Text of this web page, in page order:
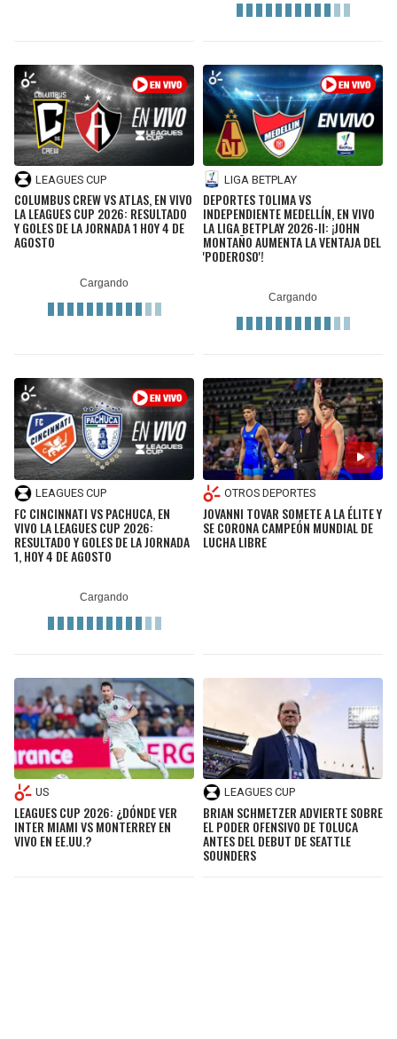
LEAGUES CUP
COLUMBUS CREW VS ATLAS, EN VIVO
LA LEAGUES CUP 2026: RESULTADO
Y GOLES DE LA JORNADA 1 HOY 4 DE
AGOSTO
LIGA BETPLAY
DEPORTES TOLIMA VS
INDEPENDIENTE MEDELLÍN, EN VIVO
LA LIGA BETPLAY 2026-II: ¡JOHN
MONTAÑO AUMENTA LA VENTAJA DEL
'PODEROSO'!
LEAGUES CUP
FC CINCINNATI VS PACHUCA, EN
VIVO LA LEAGUES CUP 2026:
RESULTADO Y GOLES DE LA JORNADA
1, HOY 4 DE AGOSTO
OTROS DEPORTES
JOVANNI TOVAR SOMETE A LA ÉLITE Y
SE CORONA CAMPEÓN MUNDIAL DE
LUCHA LIBRE
US
LEAGUES CUP 2026: ¿DÓNDE VER
INTER MIAMI VS MONTERREY EN
VIVO EN EE.UU.?
LEAGUES CUP
BRIAN SCHMETZER ADVIERTE SOBRE
EL PODER OFENSIVO DE TOLUCA
ANTES DEL DEBUT DE SEATTLE
SOUNDERS